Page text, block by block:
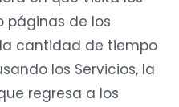
páginas de los
cantidad de tiempo
los Servicios, la
regresa a los